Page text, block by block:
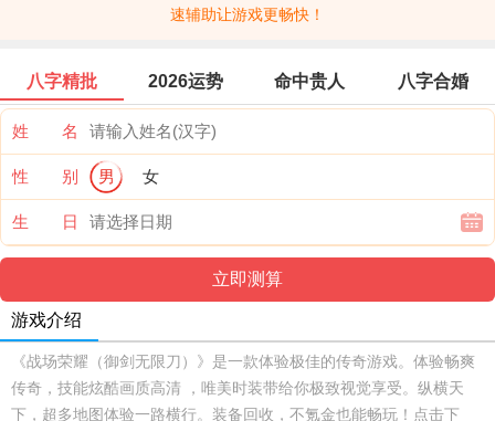
速辅助让游戏更畅快！
八字精批 2026运势 命中贵人 八字合婚
姓 名
性 别 男 女
生 日
游戏介绍
《战场荣耀（御剑无限刀）》是一款体验极佳的传奇游戏。体验畅爽
传奇，技能炫酷画质高清 ，唯美时装带给你极致视觉享受。纵横天
下，超多地图体验一路横行。装备回收，不氪金也能畅玩！点击下